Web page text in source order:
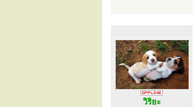
วิริยะ